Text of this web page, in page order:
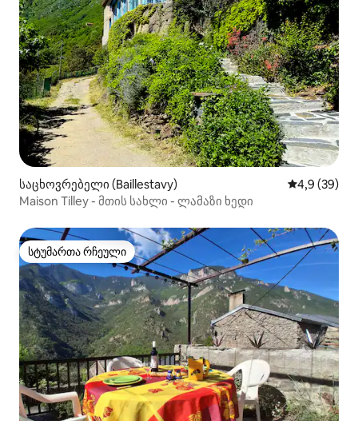
საცხოვრებელი (Baillestavy) საშუალო
4,9 (39)
Maison Tilley - მთის სახლი - ლამაზი ხედი
სტუმართა რჩეული
სტუმართა რჩეული